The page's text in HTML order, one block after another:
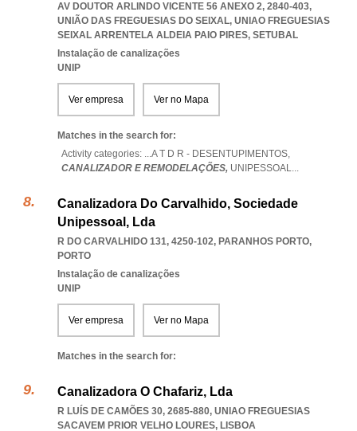
AV DOUTOR ARLINDO VICENTE 56 ANEXO 2, 2840-403,
UNIÃO DAS FREGUESIAS DO SEIXAL, UNIAO FREGUESIAS
SEIXAL ARRENTELA ALDEIA PAIO PIRES, SETUBAL
Instalação de canalizações
UNIP
Ver empresa Ver no Mapa
Matches in the search for:
Activity categories: ...A T D R - DESENTUPIMENTOS,
CANALIZADOR E REMODELAÇÕES, UNIPESSOAL...
Canalizadora Do Carvalhido, Sociedade
Unipessoal, Lda
R DO CARVALHIDO 131, 4250-102, PARANHOS PORTO,
PORTO
Instalação de canalizações
UNIP
Ver empresa Ver no Mapa
Matches in the search for:
Canalizadora O Chafariz, Lda
R LUÍS DE CAMÕES 30, 2685-880, UNIAO FREGUESIAS
SACAVEM PRIOR VELHO LOURES, LISBOA